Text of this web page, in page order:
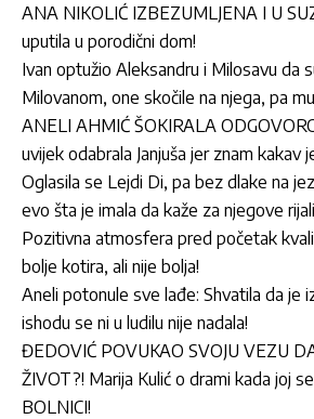
ANA NIKOLIĆ IZBEZUMLJENA I U
uputila u porodični dom!
Ivan optužio Aleksandru i Milosavu da
Milovanom, one skočile na njega, pa
ANELI AHMIĆ ŠOKIRALA
uvijek odabrala Janjuša jer znam kakav
Oglasila se Lejdi Di, pa bez dlake na
evo šta je imala da kaže za njegove
Pozitivna atmosfera pred početak
bolje kotira, ali nije bolja!
Aneli potonule sve lađe: Shvatila da je
ishodu se ni u ludilu nije nadala!
ĐEDOVIĆ POVUKAO SVOJU VEZU
ŽIVOT?! Marija Kulić o drami kada joj
BOLNICI!